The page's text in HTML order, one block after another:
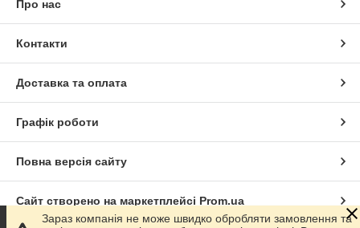
Про нас
Контакти
Доставка та оплата
Графік роботи
Повна версія сайту
Сайт створено на маркетплейсі Prom.ua
Зараз компанія не може швидко обробляти замовлення та